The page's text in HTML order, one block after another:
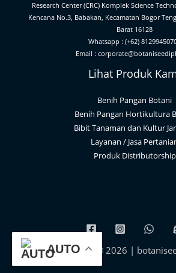
Research Center (CRC) Komplek Science
Kencana No.3, Babakan, Kecamatan Bogor
Barat 16128
Whatsapp : (+62)
Email :
Lihat Produk
Benih Pangan Botani
Benih Pangan Hortikultura
Bibit Tanaman dan Kultur
Layanan / Jasa
Produk Distributorship
Copyright © 2026 |
AUTO